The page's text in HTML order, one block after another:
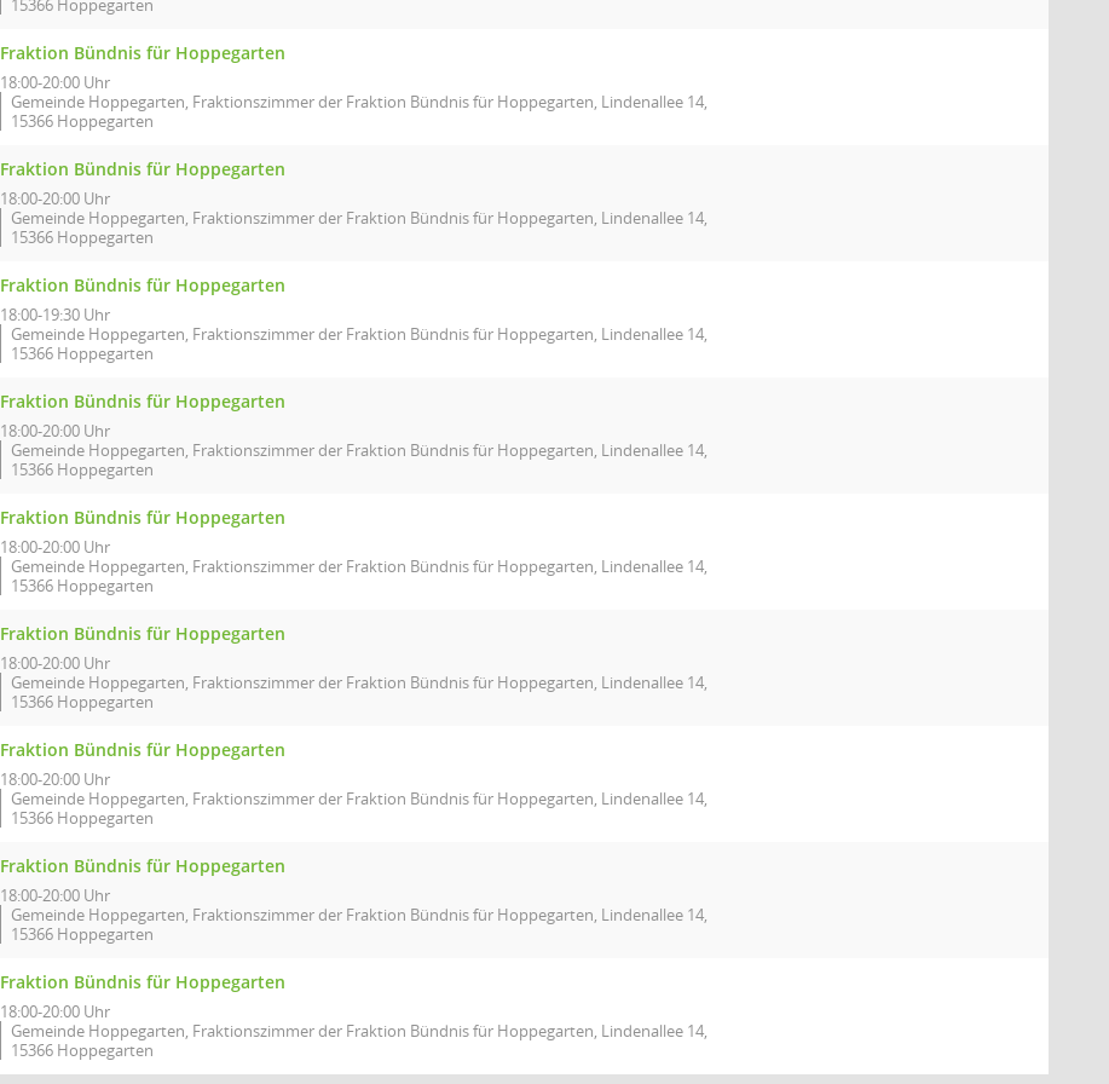
15366 Hoppegarten
Fraktion Bündnis für Hoppegarten
18:00-20:00 Uhr
Gemeinde Hoppegarten, Fraktionszimmer der Fraktion Bündnis für Hoppegarten, Lindenallee 14,
15366 Hoppegarten
Fraktion Bündnis für Hoppegarten
18:00-20:00 Uhr
Gemeinde Hoppegarten, Fraktionszimmer der Fraktion Bündnis für Hoppegarten, Lindenallee 14,
15366 Hoppegarten
Fraktion Bündnis für Hoppegarten
18:00-19:30 Uhr
Gemeinde Hoppegarten, Fraktionszimmer der Fraktion Bündnis für Hoppegarten, Lindenallee 14,
15366 Hoppegarten
Fraktion Bündnis für Hoppegarten
18:00-20:00 Uhr
Gemeinde Hoppegarten, Fraktionszimmer der Fraktion Bündnis für Hoppegarten, Lindenallee 14,
15366 Hoppegarten
Fraktion Bündnis für Hoppegarten
18:00-20:00 Uhr
Gemeinde Hoppegarten, Fraktionszimmer der Fraktion Bündnis für Hoppegarten, Lindenallee 14,
15366 Hoppegarten
Fraktion Bündnis für Hoppegarten
18:00-20:00 Uhr
Gemeinde Hoppegarten, Fraktionszimmer der Fraktion Bündnis für Hoppegarten, Lindenallee 14,
15366 Hoppegarten
Fraktion Bündnis für Hoppegarten
18:00-20:00 Uhr
Gemeinde Hoppegarten, Fraktionszimmer der Fraktion Bündnis für Hoppegarten, Lindenallee 14,
15366 Hoppegarten
Fraktion Bündnis für Hoppegarten
18:00-20:00 Uhr
Gemeinde Hoppegarten, Fraktionszimmer der Fraktion Bündnis für Hoppegarten, Lindenallee 14,
15366 Hoppegarten
Fraktion Bündnis für Hoppegarten
18:00-20:00 Uhr
Gemeinde Hoppegarten, Fraktionszimmer der Fraktion Bündnis für Hoppegarten, Lindenallee 14,
15366 Hoppegarten